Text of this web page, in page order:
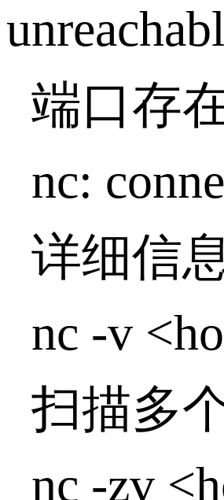
端口存
nc:
详细信
nc -v
扫描多
nc -zv